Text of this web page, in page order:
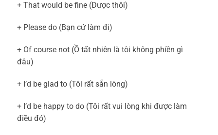
+ That would be fine (Được thôi)
+ Please do (Bạn cứ làm đi)
+ Of course not (Ồ tất nhiên là tôi không phiền gì
đâu)
+ I’d be glad to (Tôi rất sẵn lòng)
+ I’d be happy to do (Tôi rất vui lòng khi được làm
điều đó)